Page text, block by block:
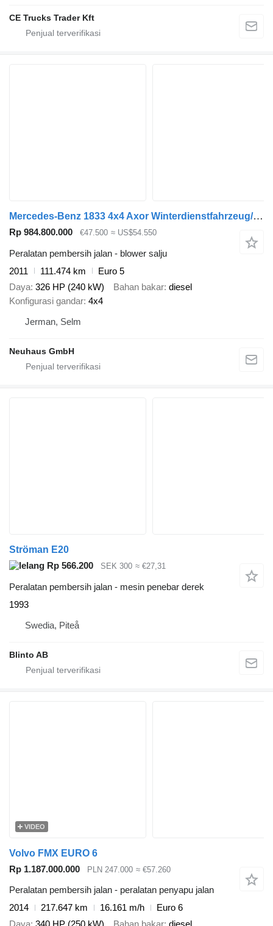
CE Trucks Trader Kft
Mercedes-Benz 1833 4x4 Axor Winterdienstfahrzeug/Salzstreuer
Rp 984.800.000 €47.500 ≈ US$54.550
Peralatan pembersih jalan - blower salju
2011
111.474 km
Euro 5
Daya 326 HP (240 kW) Bahan bakar diesel
Konfigurasi gandar 4x4
Jerman, Selm
Neuhaus GmbH
Ströman E20
Rp 566.200
SEK 300 ≈ €27,31
Peralatan pembersih jalan - mesin penebar derek
1993
Swedia, Piteå
Blinto AB
VIDEO
Volvo FMX EURO 6
Rp 1.187.000.000
PLN 247.000 ≈ €57.260
Peralatan pembersih jalan - peralatan penyapu jalan
2014
217.647 km 16.161 m/h
Euro 6
Daya 340 HP (250 kW) Bahan bakar diesel